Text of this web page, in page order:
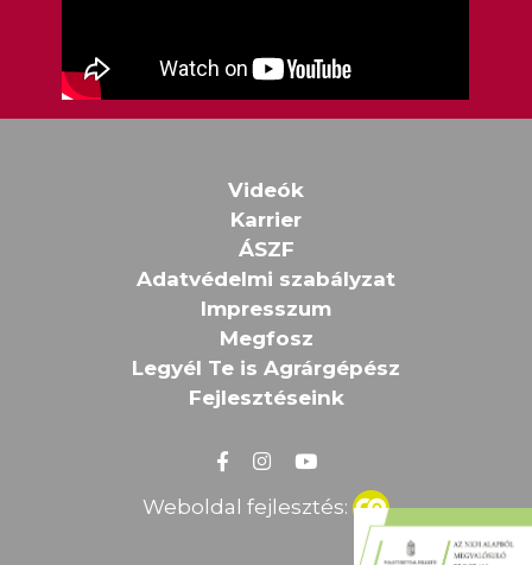
Videók
Karrier
ÁSZF
Adatvédelmi szabályzat
Impresszum
Megfosz
Legyél Te is Agrárgépész
Fejlesztéseink
Weboldal fejlesztés: